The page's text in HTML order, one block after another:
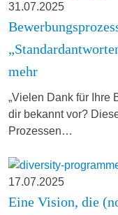
31.07.2025
mehr
„Vielen Dank für Ihre
dir bekannt vor?
Prozessen…
17.07.2025
Eine Vision, die